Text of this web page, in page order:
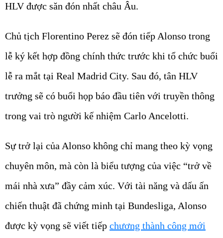
HLV được săn đón nhất châu Âu.
Chủ tịch Florentino Perez sẽ đón tiếp Alonso trong
lễ ký kết hợp đồng chính thức trước khi tổ chức buổi
lễ ra mắt tại Real Madrid City. Sau đó, tân HLV
trưởng sẽ có buổi họp báo đầu tiên với truyền thông
trong vai trò người kế nhiệm Carlo Ancelotti.
Sự trở lại của Alonso không chỉ mang theo kỳ vọng
chuyên môn, mà còn là biểu tượng của việc “trở về
mái nhà xưa” đầy cảm xúc. Với tài năng và dấu ấn
chiến thuật đã chứng minh tại Bundesliga, Alonso
được kỳ vọng sẽ viết tiếp chương thành công mới